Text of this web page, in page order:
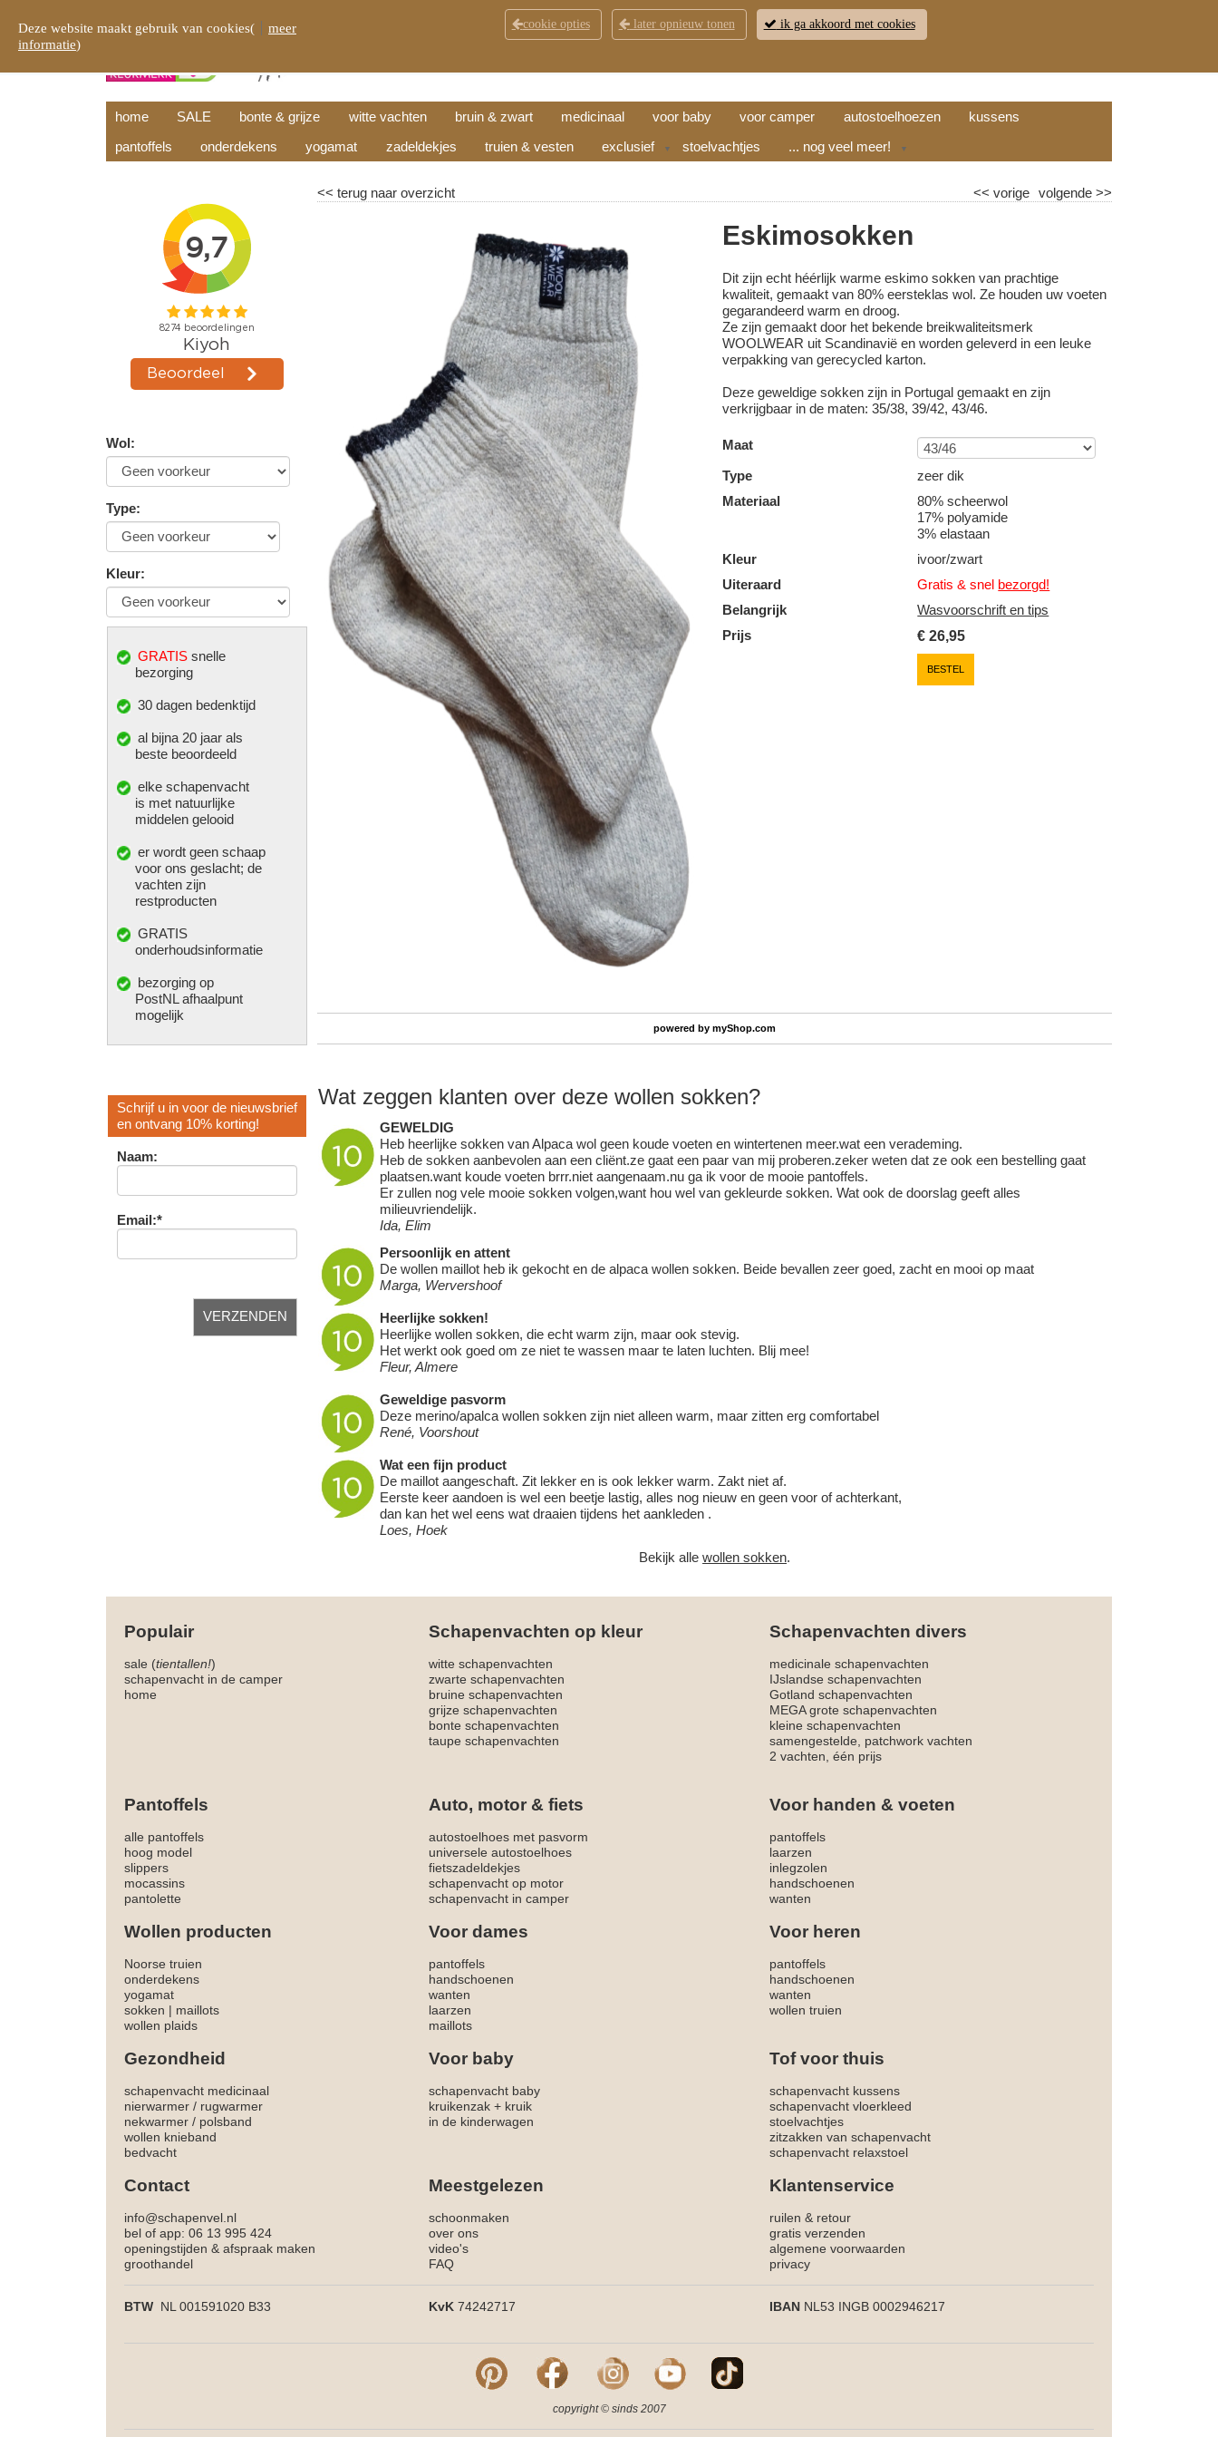
KLANTENSERVICE CONTACT OPENINGSTIJDEN RETOUR WINKELWAGEN (
home SALE bonte & grijze witte vachten bruin & zwart medicinaal voor baby voor camper autostoelhoezen
kussens
pantoffels
onderdekens yogamat zadeldekjes truien & vesten exclusief ▼ stoelvachtjes ... nog veel meer! ▼
Wol:
Type:
Kleur:
GRATIS snelle
bezorging
30 dagen bedenktijd
al bijna 20 jaar als
beste beoordeeld
elke schapenvacht
is met natuurlijke
middelen gelooid
er wordt geen schaap
voor ons geslacht; de
vachten zijn
restproducten
GRATIS
onderhoudsinformatie
bezorging op
PostNL afhaalpunt
mogelijk
Schrijf u in voor de nieuwsbrief
en ontvang 10% korting!
Naam:
Email:*
<<terug naar overzicht volgende>>
<< vorige
Eskimosokken
Dit zijn echt héérlijk warme eskimo sokken van prachtige
kwaliteit, gemaakt van 80% eersteklas wol. Ze houden uw voeten
gegarandeerd warm en droog.
Ze zijn gemaakt door het bekende breikwaliteitsmerk
WOOLWEAR uit Scandinavië en worden geleverd in een leuke
verpakking van gerecycled karton.
Deze geweldige sokken zijn in Portugal gemaakt en zijn
verkrijgbaar in de maten: 35/38, 39/42, 43/46.
Maat
Type
zeer dik
Materiaal
80% scheerwol
17% polyamide
3% elastaan
Kleur
ivoor/zwart
Uiteraard
Gratis & snel bezorgd!
Belangrijk
Wasvoorschrift en tips
Prijs
€26,95
BESTEL
powered bymyShop.com
Wat zeggen klanten over deze wollen sokken?
GEWELDIG
Heb heerlijke sokken van Alpaca wol geen koude voeten en wintertenen meer.wat een verademing.
Heb de sokken aanbevolen aan een cliënt.ze gaat een paar van mij proberen.zeker weten dat ze ook een bestelling gaat
plaatsen.want koude voeten brrr.niet aangenaam.nu ga ik voor de mooie pantoffels.
Er zullen nog vele mooie sokken volgen,want hou wel van gekleurde sokken. Wat ook de doorslag geeft alles
milieuvriendelijk.
Ida, Elim
Persoonlijk en attent
De wollen maillot heb ik gekocht en de alpaca wollen sokken. Beide bevallen zeer goed, zacht en mooi op maat
Marga, Wervershoof
Heerlijke sokken!
Heerlijke wollen sokken, die echt warm zijn, maar ook stevig.
Het werkt ook goed om ze niet te wassen maar te laten luchten. Blij mee!
Fleur, Almere
Geweldige pasvorm
Deze merino/apalca wollen sokken zijn niet alleen warm, maar zitten erg comfortabel
René, Voorshout
Wat een fijn product
De maillot aangeschaft. Zit lekker en is ook lekker warm. Zakt niet af.
Eerste keer aandoen is wel een beetje lastig, alles nog nieuw en geen voor of achterkant,
dan kan het wel eens wat draaien tijdens het aankleden .
Loes, Hoek
Bekijk allewollen sokken.
Populair Schapenvachten op kleur Schapenvachten divers
sale (tientallen!) witte schapenvachten
medicinale schapenvachten
schapenvacht in de camper
zwarte schapenvachten
IJslandse schapenvachten
home
bruine schapenvachten
Gotland schapenvachten
grijze schapenvachten
MEGA grote schapenvachten
bonte schapenvachten
kleine schapenvachten
taupe schapenvachten
samengestelde, patchwork vachten
2 vachten, één prijs
Pantoffels Auto, motor & fiets Voor handen & voeten
alle pantoffels autostoelhoes met pasvorm
pantoffels
hoog model
universele autostoelhoes
laarzen
slippers
fietszadeldekjes
inlegzolen
mocassins
schapenvacht op motor
handschoenen
pantolette
schapenvacht in camper wanten
Wollen producten Voor dames Voor heren
Noorse truien pantoffels
pantoffels
onderdekens
handschoenen
handschoenen
yogamat
wanten
wanten
sokken | maillots laarzen
wollen truien
wollen plaids
maillots
Gezondheid Voor baby Tof voor thuis
schapenvacht medicinaal schapenvacht baby
schapenvacht kussens
nierwarmer / rugwarmer kruikenzak + kruik
schapenvacht vloerkleed
nekwarmer / polsband in de kinderwagen
stoelvachtjes
wollen knieband
zitzakken van schapenvacht
bedvacht
schapenvacht relaxstoel
Contact Meestgelezen Klantenservice
info@schapenvel.nl schoonmaken
ruilen & retour
bel of app: 06 13 995 424
over ons
gratis verzenden
openingstijden & afspraak maken
video's
algemene voorwaarden
groothandel
FAQ privacy
BTW NL 001591020 B33 KvK 74242717 IBAN NL53 INGB 0002946217
copyright © sinds 2007
Deze website maakt gebruik van cookies(
meer
informatie)
cookie opties later opnieuw tonen ik ga akkoord met cookies